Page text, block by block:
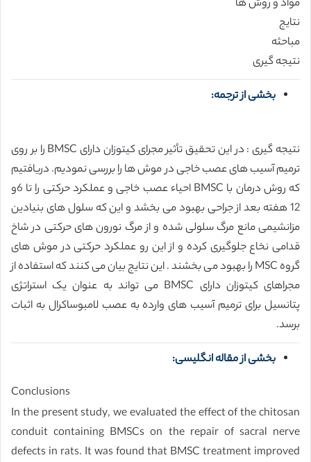
مواد و روش ها
نتایج
مباحثه
نتیجه گیری
بخشی از ترجمه:
نتیجه گیری : در این تحقیق تأثیر مجرای کیتوزان دارای BMSC را بر روی
ترمیم آسیب های عصب خاجی در موش ها را بررسی نمودیم. دریافتیم
که روش درمان با BMSC احیاء عصب خاجی و عملکرد حرکتی را تا 6و
12 هفته بعد از جراحی بهبود می بخشد و این که سلول های بنیادین
مزانشیمی مانع مرگ سلولی شده و از مرگ نورون های حرکتی در شاخ
قدامی نخاع جلوگیری کرده و از این رو عملکرد حرکتی در موش های
گروه MSC را بهبود می بخشند . این نتایج بیان می کنند که استفاده از
مجراهای کیتوزان دارای BMSC می تواند به عنوان یک استراتژی
پتانسیل برای ترمیم آسیب های وارده به عصب لامبوساکرال به اثبات
برسد.
بخشی از مقاله انگلیسی:
Conclusions
In the present study, we evaluated the effect of the chitosan
conduit containing BMSCs on the repair of sacral nerve
defects in rats. It was found that BMSC treatment improved